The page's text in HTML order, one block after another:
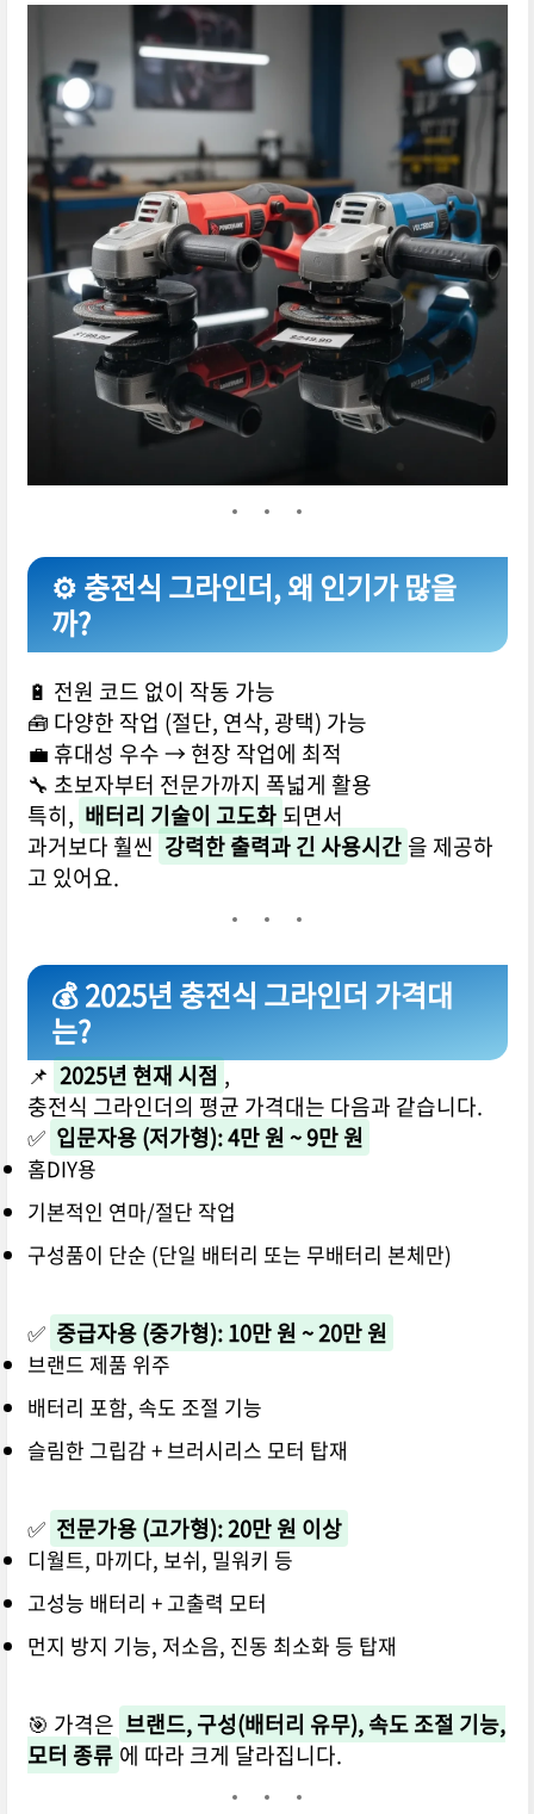
⚙️ 충전식 그라인더, 왜 인기가 많을
까?
🔋 전원 코드 없이 작동 가능
🧰 다양한 작업 (절단, 연삭, 광택) 가능
💼 휴대성 우수 → 현장 작업에 최적
🔧 초보자부터 전문가까지 폭넓게 활용
특히, 배터리 기술이 고도화 되면서
과거보다 훨씬 강력한 출력과 긴 사용시간 을 제공하
고 있어요.
💰 2025년 충전식 그라인더 가격대
는?
📌 2025년 현재 시점 ,
충전식 그라인더의 평균 가격대는 다음과 같습니다.
✅ 입문자용 (저가형): 4만 원 ~ 9만 원
홈DIY용
기본적인 연마/절단 작업
구성품이 단순 (단일 배터리 또는 무배터리 본체만)
✅ 중급자용 (중가형): 10만 원 ~ 20만 원
브랜드 제품 위주
배터리 포함, 속도 조절 기능
슬림한 그립감 + 브러시리스 모터 탑재
✅ 전문가용 (고가형): 20만 원 이상
디월트, 마끼다, 보쉬, 밀워키 등
고성능 배터리 + 고출력 모터
먼지 방지 기능, 저소음, 진동 최소화 등 탑재
🎯 가격은 브랜드, 구성(배터리 유무), 속도 조절 기능,
모터 종류 에 따라 크게 달라집니다.